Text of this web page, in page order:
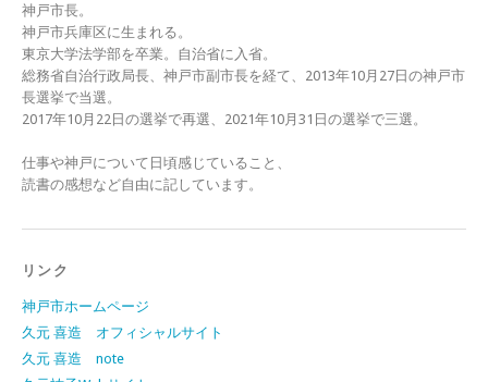
神戸市長。
神戸市兵庫区に生まれる。
東京大学法学部を卒業。自治省に入省。
総務省自治行政局長、神戸市副市長を経て、2013年10月27日の神戸市
長選挙で当選。
2017年10月22日の選挙で再選、2021年10月31日の選挙で三選。
仕事や神戸について日頃感じていること、
読書の感想など自由に記しています。
リンク
神戸市ホームページ
久元 喜造 オフィシャルサイト
久元 喜造 note